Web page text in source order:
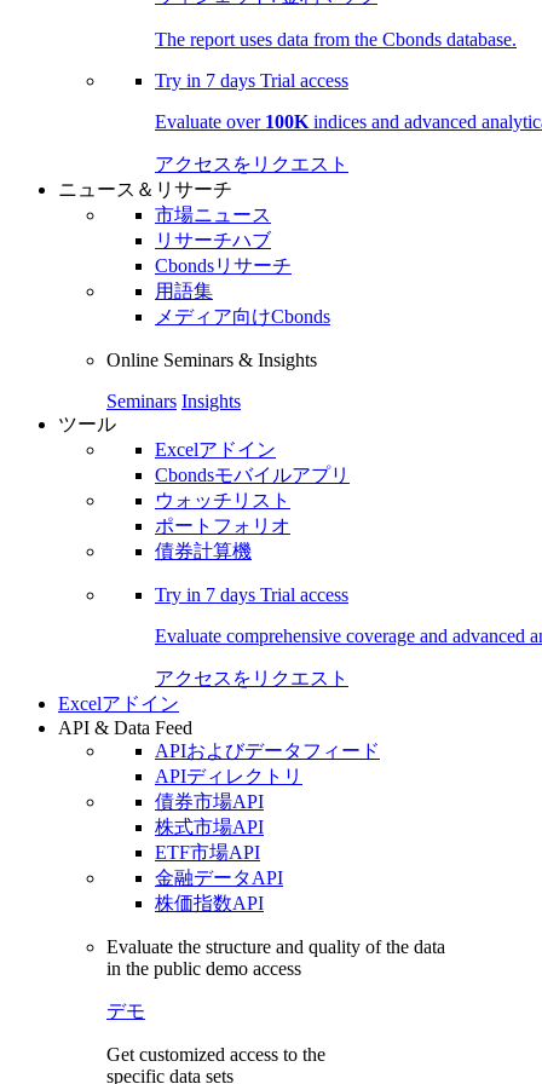
The report uses data from the Cbonds database.
Try in 7 days Trial access
Evaluate over 100K indices and advanced
アクセスをリクエスト
ニュース＆リサーチ
市場ニュース
リサーチハブ
Cbondsリサーチ
用語集
メディア向けCbonds
Online Seminars & Insights
Seminars Insights
ツール
Excelアドイン
Cbondsモバイルアプリ
ウォッチリスト
ポートフォリオ
債券計算機
Try in 7 days Trial access
Evaluate comprehensive coverage and advanced
アクセスをリクエスト
Excelアドイン
API & Data Feed
APIおよびデータフィード
APIディレクトリ
債券市場API
株式市場API
ETF市場API
金融データAPI
株価指数API
Evaluate the structure and quality of the data
in the public demo access
デモ
Get customized access to the
specific data sets